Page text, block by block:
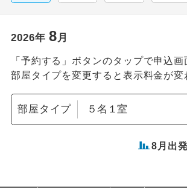
2026年 8月
「予約する」ボタンのタップで申込画
部屋タイプを変更すると表示料金が変
部屋タイプ
8 月出